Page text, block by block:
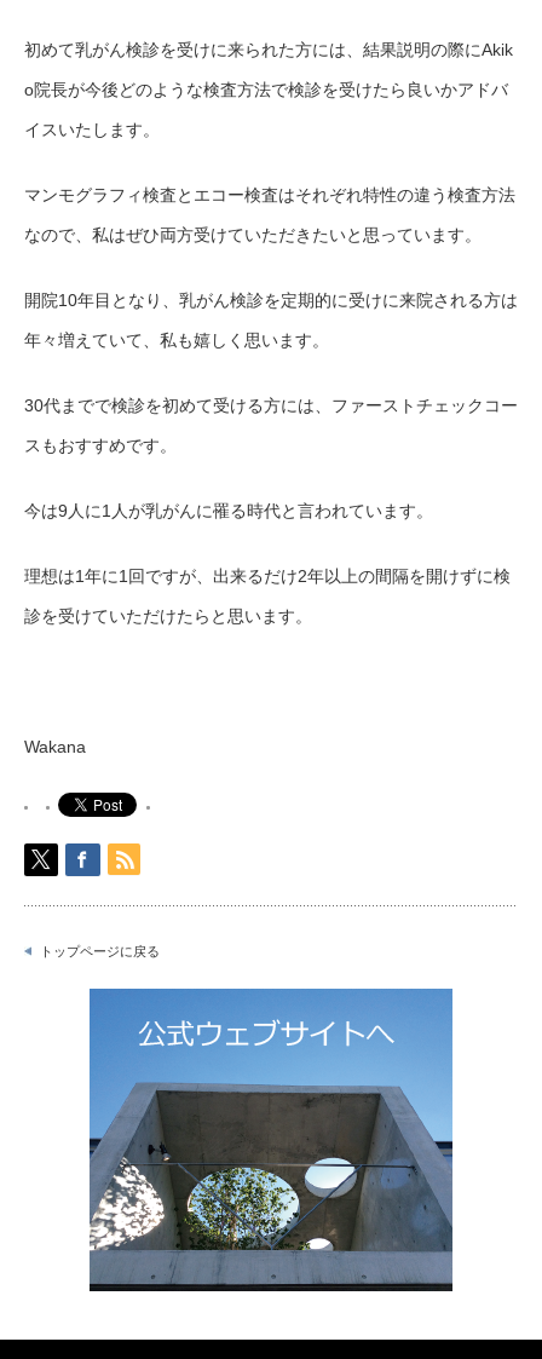
初めて乳がん検診を受けに来られた方には、結果説明の際にAkik
o院長が今後どのような検査方法で検診を受けたら良いかアドバ
イスいたします。
マンモグラフィ検査とエコー検査はそれぞれ特性の違う検査方法
なので、私はぜひ両方受けていただきたいと思っています。
開院10年目となり、乳がん検診を定期的に受けに来院される方は
年々増えていて、私も嬉しく思います。
30代までで検診を初めて受ける方には、ファーストチェックコー
スもおすすめです。
今は9人に1人が乳がんに罹る時代と言われています。
理想は1年に1回ですが、出来るだけ2年以上の間隔を開けずに検
診を受けていただけたらと思います。
Wakana
トップページに戻る